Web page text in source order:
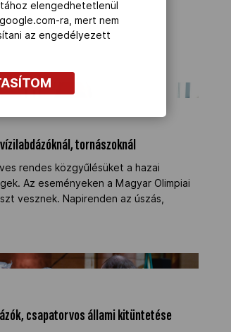
tornászoknál" />
tornászoknál
rendes közgyűlésüket a hazai
Az eseményeken a Magyar Olimpiai
vesznek. Napirenden az úszás,
csapatorvos állami kitüntetése" />
csapatorvos állami kitüntetése
elengedhetetlenül
ra, mert nem
az engedélyezett